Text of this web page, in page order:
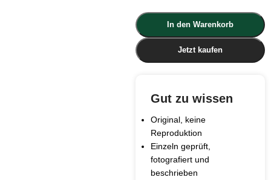
In den Warenkorb
Jetzt kaufen
Gut zu wissen
Original, keine
Reproduktion
Einzeln geprüft,
fotografiert und
beschrieben